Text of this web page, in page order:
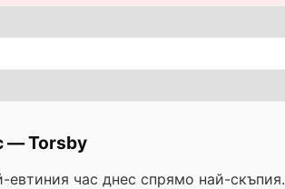
—Torsby
евтиния час днес спрямо най-